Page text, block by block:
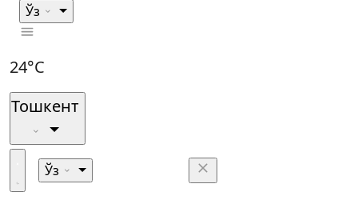
Ўз
24°C
Тошкент
Ўз